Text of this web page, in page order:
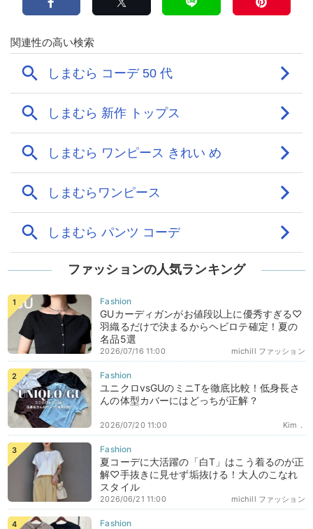
ファッションの人気ランキング
GUカーディガンがお値段以上に優秀すぎる♡
羽織るだけで決まるからヘビロテ確定！夏の
名品5選
michill ファッション
2026/07/16 11:00
ユニクロvsGUのミニTを徹底比較！低身長さ
んの体型カバーにはどっちが正解？
Kim．
2026/07/20 11:00
夏コーデに大活躍の「白T」はこう着るのが正
解♡手抜きに見せず垢抜ける！大人のこなれ
スタイル
michill ファッション
2026/06/21 11:00